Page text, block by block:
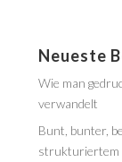
Neueste
Wie man
verwandelt
Bunt, bunter,
strukturiertem